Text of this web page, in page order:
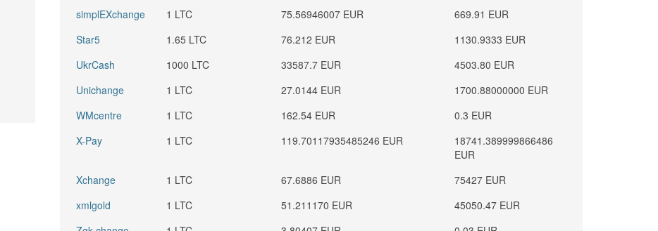
simplEXchange
1 LTC 75.56946007 EUR
669.91 EUR
Star5
1.65 LTC 76.212 EUR
1130.9333 EUR
UkrCash
1000 LTC 33587.7 EUR
4503.80 EUR
Unichange
1 LTC 27.0144 EUR
1700.88000000 EUR
WMcentre
1 LTC 162.54 EUR
0.3 EUR
X-Pay
1 LTC 119.70117935485246 EUR
18741.389999866486
EUR
Xchange
1 LTC 67.6886 EUR
75427 EUR
xmlgold
1 LTC 51.211170 EUR
45050.47 EUR